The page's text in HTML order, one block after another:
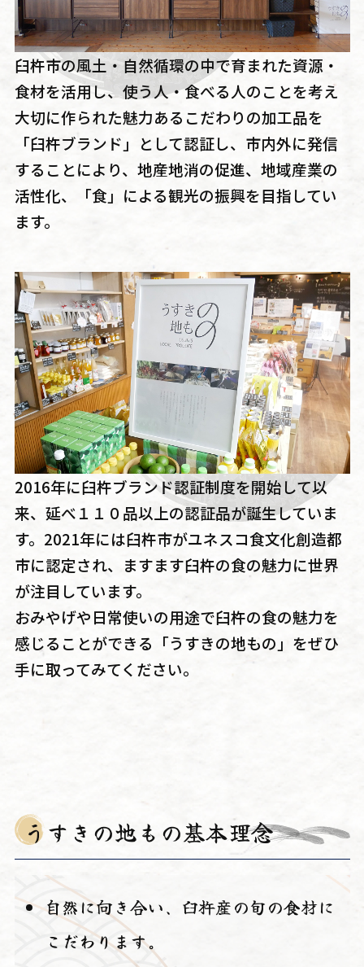
臼杵市の風土・自然循環の中で育まれた資源・
食材を活用し、使う人・食べる人のことを考え
大切に作られた魅力あるこだわりの加工品を
「臼杵ブランド」として認証し、市内外に発信
することにより、地産地消の促進、地域産業の
活性化、「食」による観光の振興を目指してい
ます。
2016年に臼杵ブランド認証制度を開始して以
来、延べ１１０品以上の認証品が誕生していま
す。2021年には臼杵市がユネスコ食文化創造都
市に認定され、ますます臼杵の食の魅力に世界
が注目しています。
おみやげや日常使いの用途で臼杵の食の魅力を
感じることができる「うすきの地もの」をぜひ
手に取ってみてください。
うすきの地もの基本理念
自然に向き合い、臼杵産の旬の食材に
こだわります。